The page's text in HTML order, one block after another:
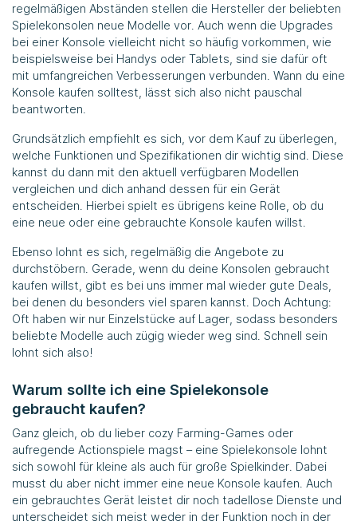
regelmäßigen Abständen stellen die Hersteller der beliebten
Spielekonsolen neue Modelle vor. Auch wenn die Upgrades
bei einer Konsole vielleicht nicht so häufig vorkommen, wie
beispielsweise bei Handys oder Tablets, sind sie dafür oft
mit umfangreichen Verbesserungen verbunden. Wann du eine
Konsole kaufen solltest, lässt sich also nicht pauschal
beantworten.
Grundsätzlich empfiehlt es sich, vor dem Kauf zu überlegen,
welche Funktionen und Spezifikationen dir wichtig sind. Diese
kannst du dann mit den aktuell verfügbaren Modellen
vergleichen und dich anhand dessen für ein Gerät
entscheiden. Hierbei spielt es übrigens keine Rolle, ob du
eine neue oder eine gebrauchte Konsole kaufen willst.
Ebenso lohnt es sich, regelmäßig die Angebote zu
durchstöbern. Gerade, wenn du deine Konsolen gebraucht
kaufen willst, gibt es bei uns immer mal wieder gute Deals,
bei denen du besonders viel sparen kannst. Doch Achtung:
Oft haben wir nur Einzelstücke auf Lager, sodass besonders
beliebte Modelle auch zügig wieder weg sind. Schnell sein
lohnt sich also!
Warum sollte ich eine Spielekonsole
gebraucht kaufen?
Ganz gleich, ob du lieber cozy Farming-Games oder
aufregende Actionspiele magst – eine Spielekonsole lohnt
sich sowohl für kleine als auch für große Spielkinder. Dabei
musst du aber nicht immer eine neue Konsole kaufen. Auch
ein gebrauchtes Gerät leistet dir noch tadellose Dienste und
unterscheidet sich meist weder in der Funktion noch in der